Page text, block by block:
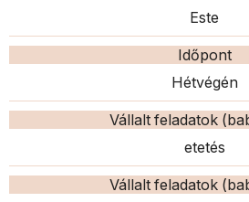
Este
Időpont
Hétvégén
Vállalt feladatok
etetés
Vállalt feladatok